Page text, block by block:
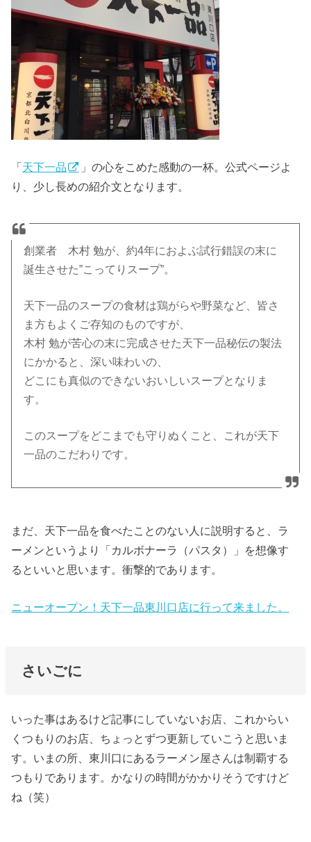
「天下一品
」の心をこめた感動の一杯。公式ページよ
り、少し長めの紹介文となります。
創業者 木村 勉が、約4年におよぶ試行錯誤の末に
誕生させた”こってりスープ”。
天下一品のスープの食材は鶏がらや野菜など、皆さ
ま方もよくご存知のものですが、
木村 勉が苦心の末に完成させた天下一品秘伝の製法
にかかると、深い味わいの、
どこにも真似のできないおいしいスープとなりま
す。
このスープをどこまでも守りぬくこと、これが天下
一品のこだわりです。
まだ、天下一品を食べたことのない人に説明すると、ラ
ーメンというより「カルボナーラ（パスタ）」を想像す
るといいと思います。衝撃的であります。
ニューオープン！天下一品東川口店に行って来ました。
さいごに
いった事はあるけど記事にしていないお店、これからい
くつもりのお店、ちょっとずつ更新していこうと思いま
す。いまの所、東川口にあるラーメン屋さんは制覇する
つもりであります。かなりの時間がかかりそうですけど
ね（笑）